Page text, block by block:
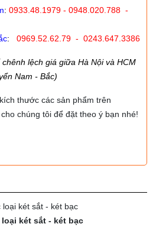
: 0933.48.1979 - 0948.020.788 -
: 0969.52.62.79 - 0243.647.3386
lệch giá giữa Hà Nội và HCM
Nam - Bắc)
thước các sản phẩm trên
chúng tôi để đặt theo ý bạn nhé!
két sắt - két bạc